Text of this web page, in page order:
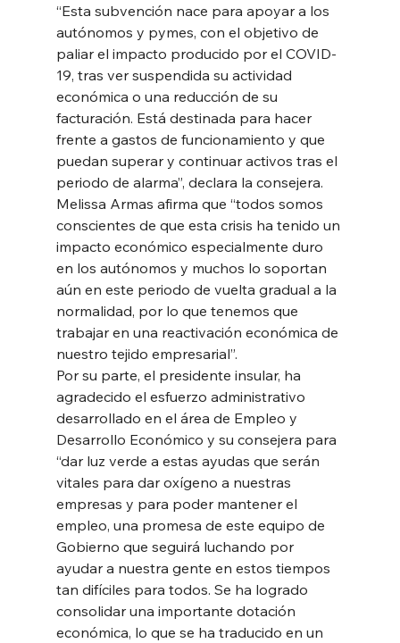
“Esta subvención nace para apoyar a los
autónomos y pymes, con el objetivo de
paliar el impacto producido por el COVID-
19, tras ver suspendida su actividad
económica o una reducción de su
facturación. Está destinada para hacer
frente a gastos de funcionamiento y que
puedan superar y continuar activos tras el
periodo de alarma”, declara la consejera.
Melissa Armas afirma que “todos somos
conscientes de que esta crisis ha tenido un
impacto económico especialmente duro
en los autónomos y muchos lo soportan
aún en este periodo de vuelta gradual a la
normalidad, por lo que tenemos que
trabajar en una reactivación económica de
nuestro tejido empresarial”.
Por su parte, el presidente insular, ha
agradecido el esfuerzo administrativo
desarrollado en el área de Empleo y
Desarrollo Económico y su consejera para
“dar luz verde a estas ayudas que serán
vitales para dar oxígeno a nuestras
empresas y para poder mantener el
empleo, una promesa de este equipo de
Gobierno que seguirá luchando por
ayudar a nuestra gente en estos tiempos
tan difíciles para todos. Se ha logrado
consolidar una importante dotación
económica, lo que se ha traducido en un